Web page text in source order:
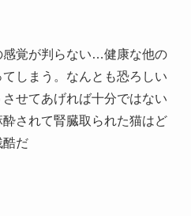
感覚が判らない…健康な他の
しまう。なんとも恐ろしい
せてあげれば十分ではない
されて腎臓取られた猫はど
酷だ